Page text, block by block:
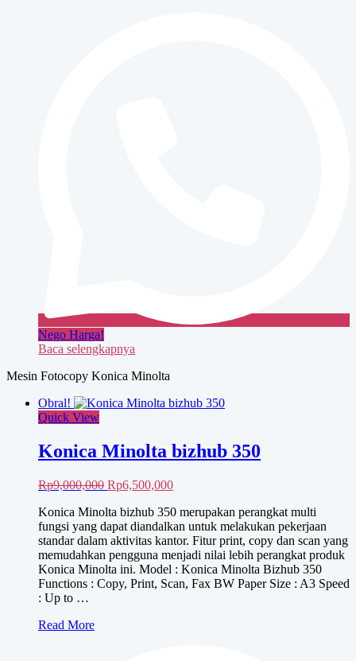
Nego Harga!
Baca selengkapnya
Mesin Fotocopy Konica Minolta
Obral!
Quick View
Konica Minolta bizhub 350
Rp9,000,000 Harga
adalah:
Rp9,000,000.
Rp6,500,000Harga
ini
adalah:
Rp6,500,000.
Konica Minolta bizhub 350 merupakan perangkat multi
fungsi yang dapat diandalkan untuk melakukan pekerjaan
standar dalam aktivitas kantor. Fitur print, copy dan scan yang
memudahkan pengguna menjadi nilai lebih perangkat produk
Konica Minolta ini. Model : Konica Minolta Bizhub 350
Functions : Copy, Print, Scan, Fax BW Paper Size : A3 Speed
: Up to …
Konica
Read More